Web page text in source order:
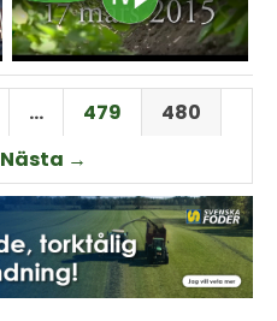
… 479
480
Nästa →